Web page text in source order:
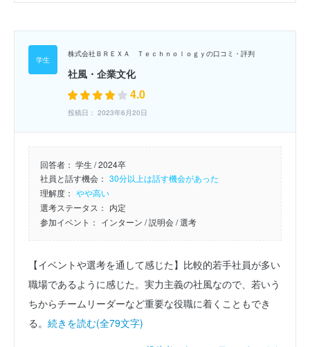
株式会社ＢＲＥＸＡ Ｔｅｃｈｎｏｌｏｇｙの口コミ・評判
社風・企業文化
4.0
投稿日： 2023年6月20日
回答者： 学生 / 2024卒
社員と話す機会： 30分以上は話す機会があった
理解度： やや高い
選考ステータス： 内定
参加イベント： インターン / 説明会/ 選考
【イベントや選考を通して感じた】比較的若手社員が多い
職場であるように感じた。実力主義の社風なので、若いう
ちからチームリーダーなど重要な役職に着くこともでき
る。 続きを読む(全79文字)